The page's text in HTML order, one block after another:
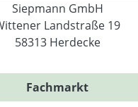
Siepmann GmbH
Landstraße 19
58313 Herdecke
Fachmarkt